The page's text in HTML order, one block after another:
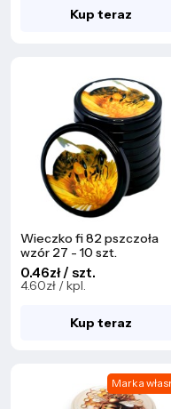
Kup teraz
Wieczko fi 82 pszczoła
wzór 27 - 10 szt.
0.46zł / szt.
4.60zł / kpl.
Kup teraz
Marka